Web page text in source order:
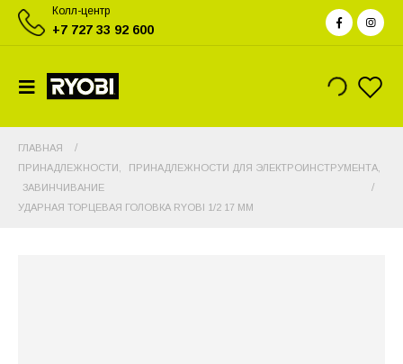
Колл-центр
+7 727 33 92 600
ГЛАВНАЯ
ПРИНАДЛЕЖНОСТИ
ПРИНАДЛЕЖНОСТИ ДЛЯ ЭЛЕКТРОИНСТРУМЕНТА
ЗАВИНЧИВАНИЕ
УДАРНАЯ ТОРЦЕВАЯ ГОЛОВКА RYOBI 1/2 17 ММ